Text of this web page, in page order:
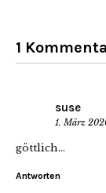
1
suse
1. März
göttlich…
Antworten